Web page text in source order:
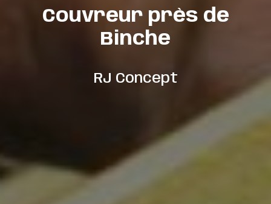
Couvreur près de
Binche
RJ Concept